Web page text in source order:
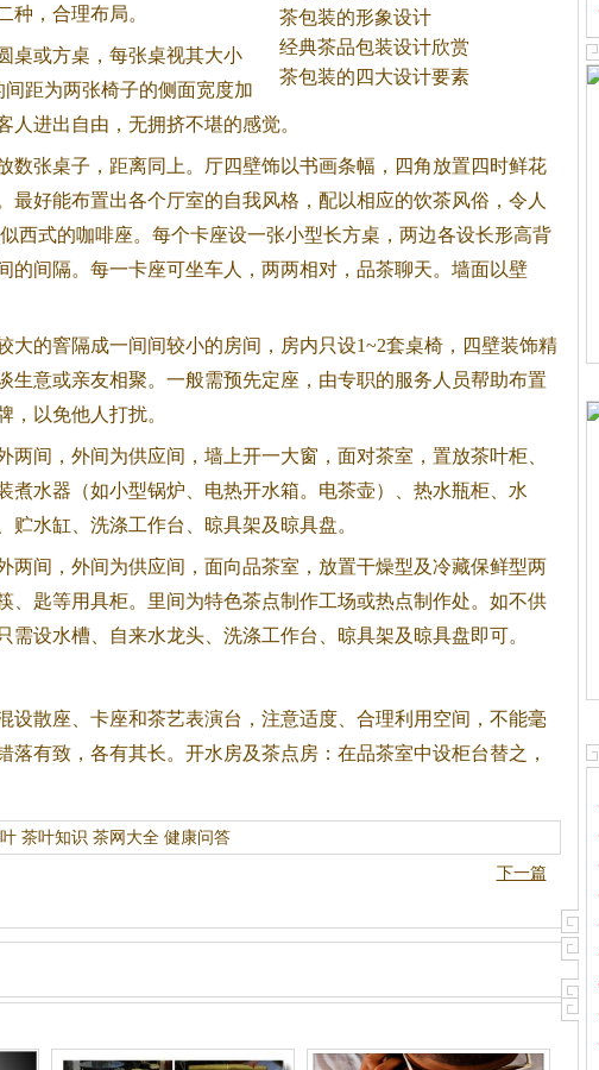
茶包装的形象设计
经典茶品包装设计欣赏
茶包装的四大设计要素
种，合理布局。
桌或方桌，每张桌视其大小
距为两张椅子的侧面宽度加
人进出自由，无拥挤不堪的感觉。
数张桌子，距离同上。厅四壁饰以书画条幅，四角放置四时鲜花
最好能布置出各个厅室的自我风格，配以相应的饮茶风俗，令人
西式的咖啡座。每个卡座设一张小型长方桌，两边各设长形高背
的间隔。每一卡座可坐车人，两两相对，品茶聊天。墙面以壁
大的窨隔成一间间较小的房间，房内只设1~2套桌椅，四壁装饰精
生意或亲友相聚。一般需预先定座，由专职的服务人员帮助布置
，以免他人打扰。
两间，外间为供应间，墙上开一大窗，面对茶室，置放茶叶柜、
煮水器（如小型锅炉、电热开水箱。电茶壶）、热水瓶柜、水
贮水缸、洗涤工作台、晾具架及晾具盘。
两间，外间为供应间，面向品茶室，放置干燥型及冷藏保鲜型两
、匙等用具柜。里间为特色茶点制作工场或热点制作处。如不供
需设水槽、自来水龙头、洗涤工作台、晾具架及晾具盘即可。
设散座、卡座和茶艺表演台，注意适度、合理利用空间，不能毫
落有致，各有其长。开水房及茶点房：在品茶室中设柜台替之，
茶叶知识 茶网大全 健康问答
下一篇